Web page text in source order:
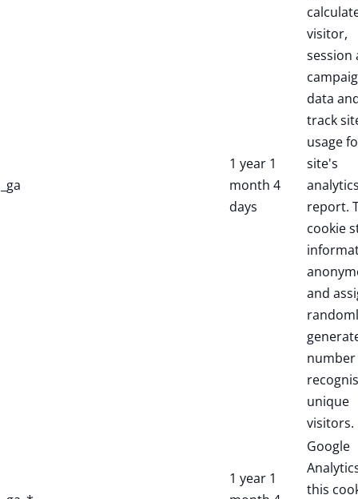
_ga
1 year 1
month 4
days
visitor,
session
data
track
usage
site's
report.
cookie
and
unique
visitors.
1 year 1
Google
this